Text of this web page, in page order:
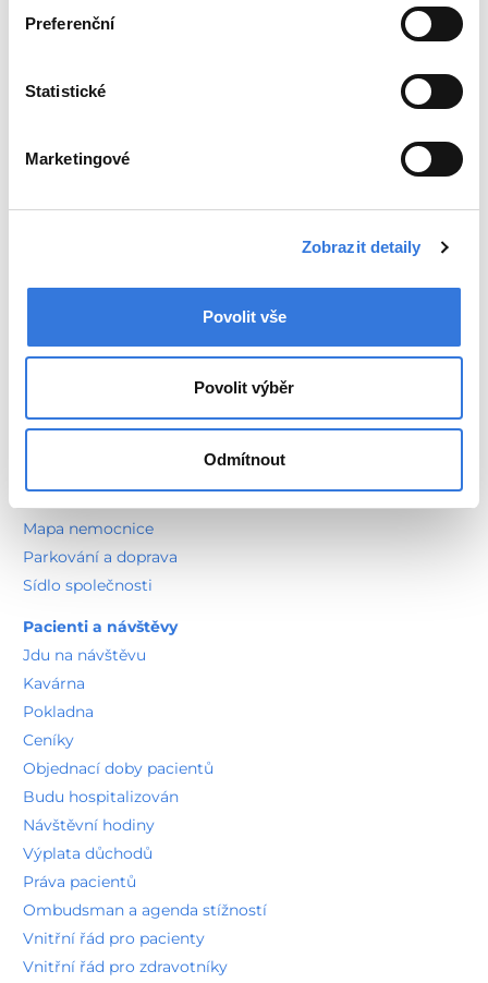
Preferenční
Statistické
Marketingové
Zobrazit detaily
Povolit vše
Povolit výběr
Odmítnout
Lékárna
Novinky
Mapa nemocnice
Parkování a doprava
Sídlo společnosti
Pacienti a návštěvy
Jdu na návštěvu
Kavárna
Pokladna
Ceníky
Objednací doby pacientů
Budu hospitalizován
Návštěvní hodiny
Výplata důchodů
Práva pacientů
Ombudsman a agenda stížností
Vnitřní řád pro pacienty
Vnitřní řád pro zdravotníky